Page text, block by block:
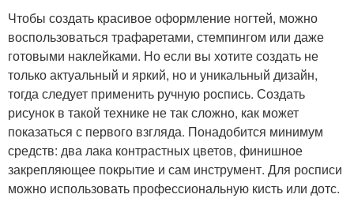
Чтобы создать красивое оформление ногтей, можно
воспользоваться трафаретами, стемпингом или даже
готовыми наклейками. Но если вы хотите создать не
только актуальный и яркий, но и уникальный дизайн,
тогда следует применить ручную роспись. Создать
рисунок в такой технике не так сложно, как может
показаться с первого взгляда. Понадобится минимум
средств: два лака контрастных цветов, финишное
закрепляющее покрытие и сам инструмент. Для росписи
можно использовать профессиональную кисть или дотс.